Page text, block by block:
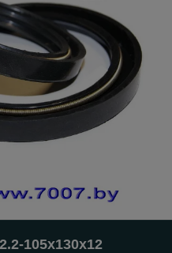
105х130х12